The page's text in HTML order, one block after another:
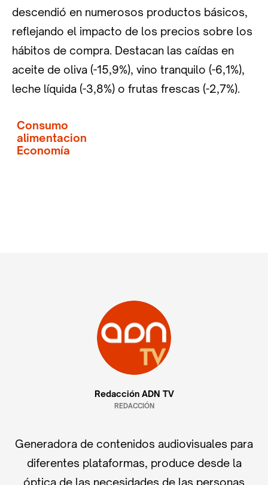
descendió en numerosos productos básicos,
reflejando el impacto de los precios sobre los
hábitos de compra. Destacan las caídas en
aceite de oliva (-15,9%), vino tranquilo (-6,1%),
leche líquida (-3,8%) o frutas frescas (-2,7%).
Consumo
alimentacion
Economía
Redacción ADN TV
REDACCIÓN
Generadora de contenidos audiovisuales para
diferentes plataformas, produce desde la
óptica de las necesidades de las personas